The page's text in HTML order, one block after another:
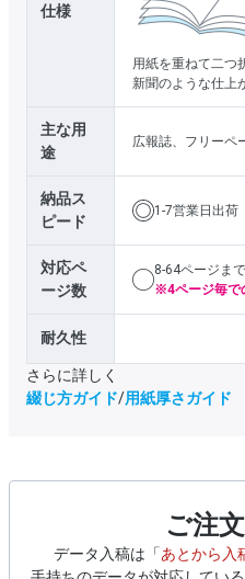
仕様
用紙を重ねて二つ
新聞のような仕上
主な用
途
広報誌、フリーペ
納品ス
ピード
1-7営業日出荷
対応ペ
ージ数
8-64ページま
※4ページ毎で
耐久性
さらに詳しく
綴じ方ガイド/用紙厚さガイド
ご注
データ入稿は「あとから入